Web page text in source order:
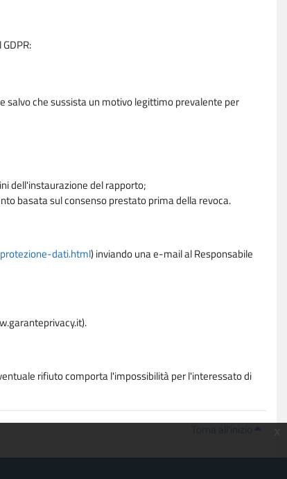
salvo che sussista un motivo legittimo prevalente per
dell'instaurazione del rapporto;
basata sul consenso prestato prima della revoca.
dati.html) inviando una e-mail al Responsabile
rifiuto comporta l'impossibilità per l'interessato di
Torna all'inizio